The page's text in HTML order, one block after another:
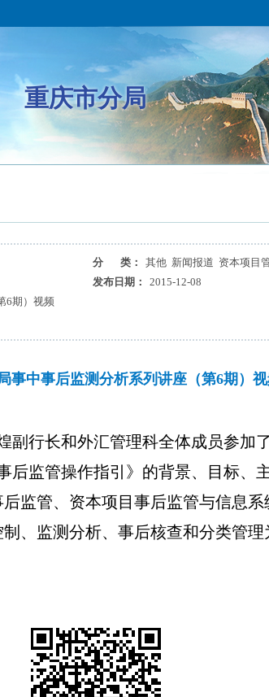
重庆市分局
分 类：
其他 新闻报道 资本项目
发布日期：
2015-12-08
6期）视频
事中事后监测分析系列讲座（第6期）
副行长和外汇管理科全体成员参加
后监管操作指引》的背景、目标、
监管、资本项目事后监管与信息
、监测分析、事后核查和分类管理